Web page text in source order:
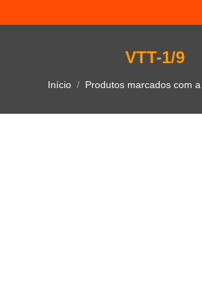
VTT-1/9
Você está aqui:
Início Produtos marcados com a